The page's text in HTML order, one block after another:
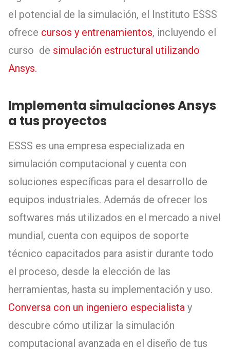
el potencial de la simulación, el Instituto ESSS
ofrece cursos y entrenamientos, incluyendo el
curso de simulación estructural utilizando
Ansys.
Implementa simulaciones Ansys
a tus proyectos
ESSS es una empresa especializada en
simulación computacional y cuenta con
soluciones específicas para el desarrollo de
equipos industriales. Además de ofrecer los
softwares más utilizados en el mercado a nivel
mundial, cuenta con equipos de soporte
técnico capacitados para asistir durante todo
el proceso, desde la elección de las
herramientas, hasta su implementación y uso.
Conversa con un ingeniero especialista y
descubre cómo utilizar la simulación
computacional avanzada en el diseño de tus